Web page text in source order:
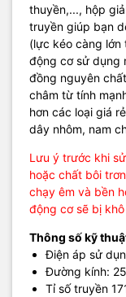
thuyền,..., hộp
truyền giúp bạn
(lực kéo càng lớn
động cơ sử dụng
đồng nguyên
châm từ tính
hơn các loại giá
dây nhôm, nam
Lưu ý trước khi
hoặc chất bôi
chạy êm và bền
động cơ sẽ bị
Thông số kỹ
Điện áp sử
Đường kính:
Tỉ số truyền